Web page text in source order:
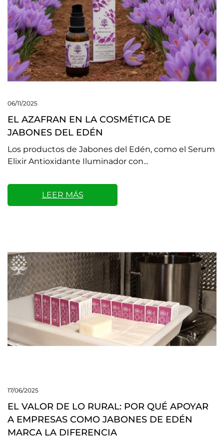
06/11/2025
EL AZAFRAN EN LA COSMÉTICA DE
JABONES DEL EDÉN
Los productos de Jabones del Edén, como el Serum
Elixir Antioxidante Iluminador con...
LEER MÁS
17/06/2025
EL VALOR DE LO RURAL: POR QUÉ APOYAR
A EMPRESAS COMO JABONES DE EDÉN
MARCA LA DIFERENCIA